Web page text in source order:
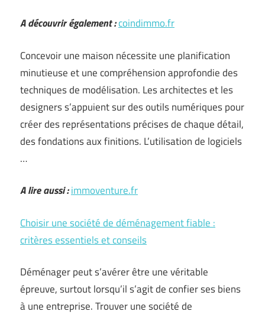
A découvrir également :coindimmo.fr
Concevoir une maison nécessite une planification
minutieuse et une compréhension approfondie des
techniques de modélisation. Les architectes et les
designers s’appuient sur des outils numériques pour
créer des représentations précises de chaque détail,
des fondations aux finitions. L’utilisation de logiciels
…
A lire aussi :immoventure.fr
Choisir une société de déménagement fiable :
critères essentiels et conseils
Déménager peut s’avérer être une véritable
épreuve, surtout lorsqu’il s’agit de confier ses biens
à une entreprise. Trouver une société de